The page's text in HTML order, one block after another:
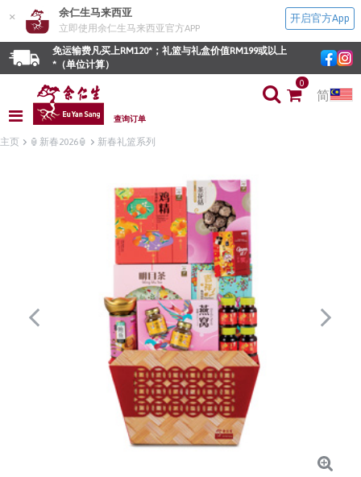
× 余仁生马来西亚
立即使用余仁生马来西亚官方APP
开启官方App
免运输费凡买上RM120*；礼篮与礼盒价值RM199或以上
*（单位计算）
查询订单
0
简
主页 🏮新春2026🏮 新春礼篮系列